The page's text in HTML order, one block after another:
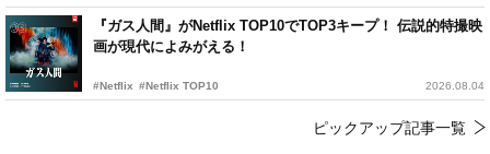
『ガス人間』がNetflix TOP10でTOP3キープ！ 伝説的特撮映
画が現代によみがえる！
#Netflix #Netflix TOP10 2026.08.04
ピックアップ記事一覧